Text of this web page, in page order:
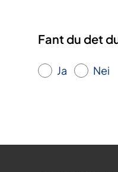
Fant du det
Ja Nei